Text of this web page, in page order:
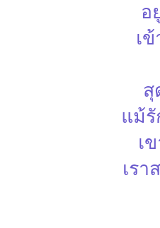
อ
เ
สุ
แม้รั
เ
เร